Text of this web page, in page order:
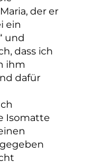
der er
ein
und
dass ich
ihm
dafür
Isomatte